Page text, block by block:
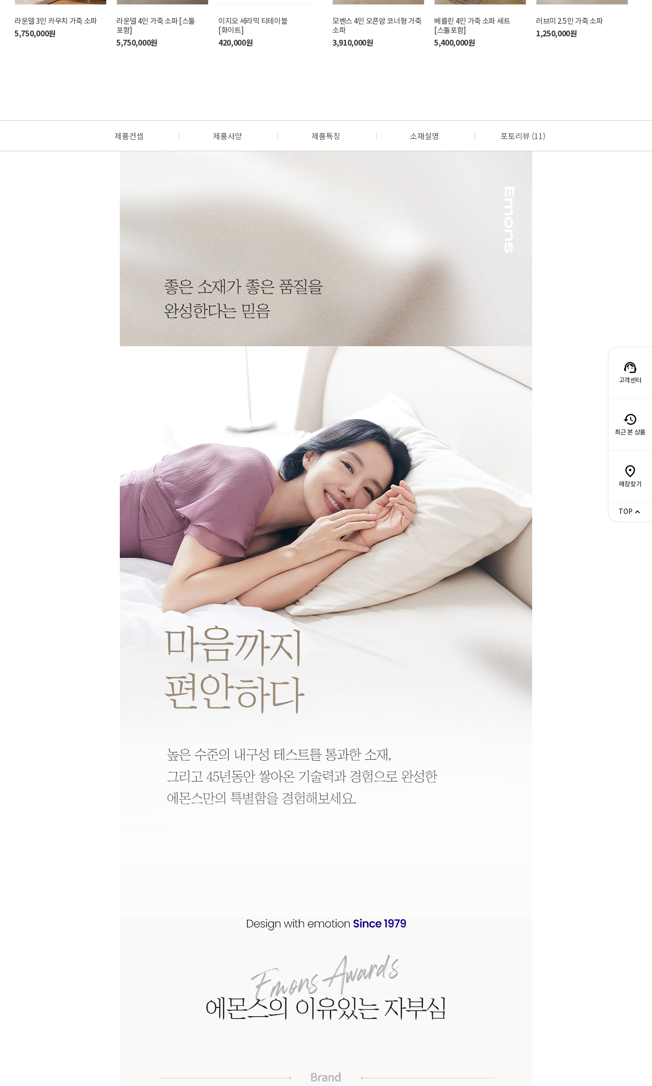
라운델 3인 카우치 가죽 소파
5,750,000원
라운델 4인 가죽 소파 [스툴
포함]
5,750,000원
이지오 세라믹 티테이블
[화이트]
420,000원
제로지 4인 리클라이너 가죽
소파 [L그레이]
2,850,000원
모벤스 4인 코너형 가죽 소파
3,980,000원
베를린 4인 가죽 소파
4,990,000원
모벤스 4인 오픈암 코너형 가죽
소파
3,910,000원
베를린 4인 가죽 소파 세트
[스툴포함]
5,400,000원
러브미 2.5인 가죽 소파
1,250,000원
제품컨셉 제품사양 제품특징 소재설명 포토리뷰 (11)
고객센터
최근 본 상품
매장찾기
TOP